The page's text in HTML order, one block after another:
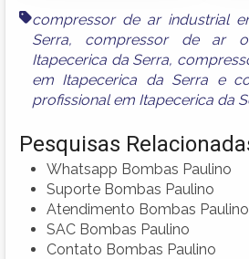
compressor de ar industrial
Serra, compressor de ar
Itapecerica da Serra,
em Itapecerica da Serra e
profissional em Itapecerica da
Pesquisas
Whatsapp Bombas Paulino
Suporte Bombas Paulino
Atendimento Bombas Paulino
SAC Bombas Paulino
Contato Bombas Paulino